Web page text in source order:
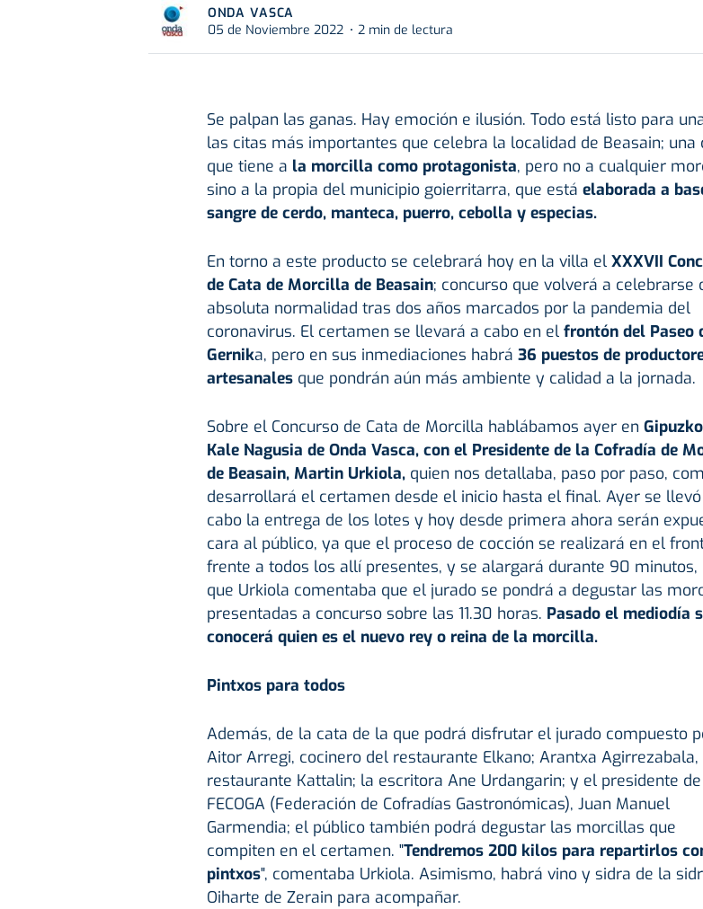
ONDA VASCA
05 de Noviembre 2022
2 min de lectura
Se palpan las ganas. Hay emoción e ilusión. Todo está listo para
las citas más importantes que celebra la localidad de Beasain; una
que tiene a la morcilla como protagonista, pero no a cualquier
sino a la propia del municipio goierritarra, que está elaborada a
sangre de cerdo, manteca, puerro, cebolla y especias.
En torno a este producto se celebrará hoy en la villa el XXXVII
de Cata de Morcilla de Beasain; concurso que volverá a celebrarse
absoluta normalidad tras dos años marcados por la pandemia del
coronavirus. El certamen se llevará a cabo en el frontón del Paseo
Gernika, pero en sus inmediaciones habrá 36 puestos de
artesanalesque pondrán aún más ambiente y calidad a la jornada.
Sobre el Concurso de Cata de Morcilla hablábamos ayer en
Kale Nagusia de Onda Vasca, con el Presidente de la Cofradía de
de Beasain, Martin Urkiola, quien nos detallaba, paso por paso,
desarrollará el certamen desde el inicio hasta el final. Ayer se
cabo la entrega de los lotes y hoy desde primera ahora serán
cara al público, ya que el proceso de cocción se realizará en el
frente a todos los allí presentes, y se alargará durante 90 minutos,
que Urkiola comentaba que el jurado se pondrá a degustar las
presentadas a concurso sobre las 11.30 horas. Pasado el mediodía
conocerá quien es el nuevo rey o reina de la morcilla.
Pintxos para todos
Además, de la cata de la que podrá disfrutar el jurado compuesto
Aitor Arregi, cocinero del restaurante Elkano; Arantxa Agirrezabala,
restaurante Kattalin; la escritora Ane Urdangarin; y el presidente de
FECOGA (Federación de Cofradías Gastronómicas), Juan Manuel
Garmendia; el público también podrá degustar las morcillas que
compiten en el certamen. "Tendremos 200 kilos para repartirlos
pintxos", comentaba Urkiola. Asimismo, habrá vino y sidra de la
Oiharte de Zerain para acompañar.